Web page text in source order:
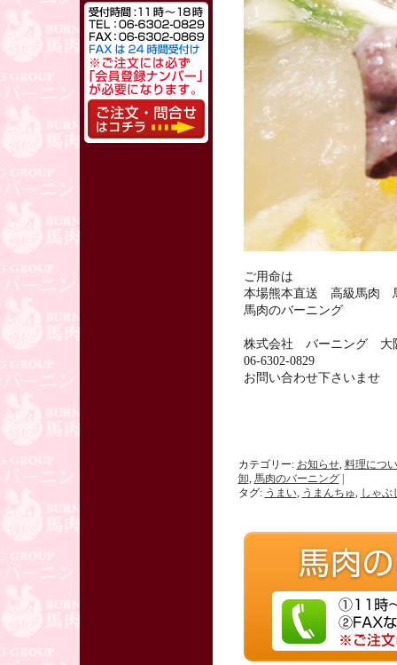
ご用命は
本場熊本直送 高級馬肉
馬肉のバーニング
株式会社 バーニング 大
06-6302-0829
お問い合わせ下さいませ
カテゴリー: お知らせ, 料理につ
卸, 馬肉のバーニング
タグ: うまい, うまんちゅ, しゃぶ